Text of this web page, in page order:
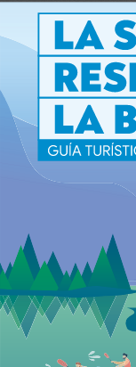
Toggle
AnteriorSiguiente